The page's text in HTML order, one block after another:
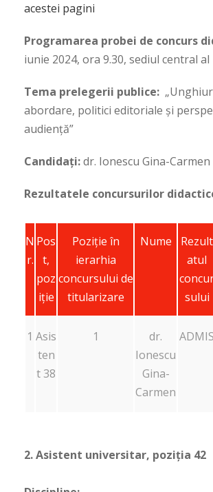
acestei pagini
Programarea probei de concurs
iunie 2024, ora 9.30, sediul central al
Tema prelegerii publice:
abordare, politici editoriale și
audiență”
Candidați:dr. Ionescu Gina-Carmen
Rezultatele concursurilor
N
r.
Pos
t,
poz
iție
Poziţie în
ierarhia
concursului de
titularizare
Nume
Rezult
atul
sului
1 Asis
ten
t 38
1
dr.
Ionescu
Gina-
Carmen
ADMIS
2. Asistent universitar, poziția 42